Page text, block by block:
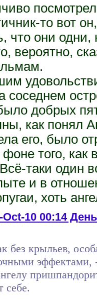
то вот
что они
вероятно,
соседнем
добрых
как понял
его, было
того, как
таки один
и в
хоть
10 00:14
без крыльев,
себе.